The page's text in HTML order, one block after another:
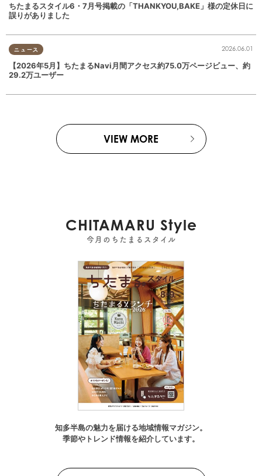
ちたまるスタイル6・7月号掲載の「THANKYOU,BAKE」様の定休日に
誤りがありました
ニュース 2026.06.01
【2026年5月】ちたまるNavi月間アクセス約75.0万ページビュー、約
29.2万ユーザー
VIEW MORE
CHITAMARU Style
今月のちたまるスタイル
知多半島の魅力を届ける地域情報マガジン。
季節やトレンド情報を紹介しています。